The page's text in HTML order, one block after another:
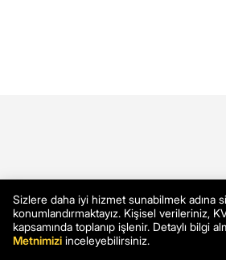
Sizlere daha iyi hizmet sunabilmek adına
konumlandırmaktayız. Kişisel verileriniz,
kapsamında toplanıp işlenir. Detaylı bilgi
Metnimizi inceleyebilirsiniz.